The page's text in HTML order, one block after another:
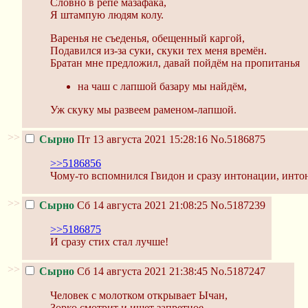
Словно в репе мазафака,
Я штампую людям колу.
Варенья не съеденья, обещенный каргой,
Подавился из-за суки, скуки тех меня времён.
Братан мне предложил, давай пойдём на пропитанья
на чаш с лапшой базару мы найдём,
Уж скуку мы развеем раменом-лапшой.
>> Сырно Пт 13 августа 2021 15:28:16 No.5186875
>>5186856
Чому-то вспомнился Гвидон и сразу интонации,
>> Сырно Сб 14 августа 2021 21:08:25 No.5187239
>>5186875
И сразу стих стал лучше!
>> Сырно Сб 14 августа 2021 21:38:45 No.5187247
Человек с молотком открывает Ычан,